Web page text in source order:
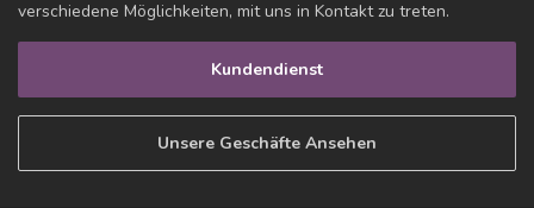
verschiedene Möglichkeiten, mit uns in Kontakt zu treten.
Kundendienst
Unsere Geschäfte Ansehen